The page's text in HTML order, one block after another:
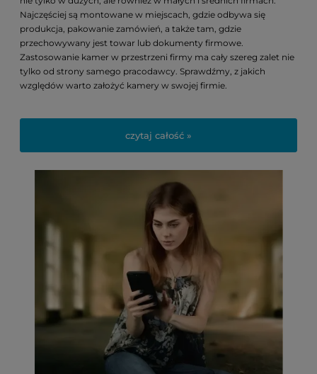
Najczęściej są montowane w miejscach, gdzie odbywa się
produkcja, pakowanie zamówień, a także tam, gdzie
przechowywany jest towar lub dokumenty firmowe.
Zastosowanie kamer w przestrzeni firmy ma cały szereg zalet nie
tylko od strony samego pracodawcy. Sprawdźmy, z jakich
względów warto założyć kamery w swojej firmie.
czytaj całość »